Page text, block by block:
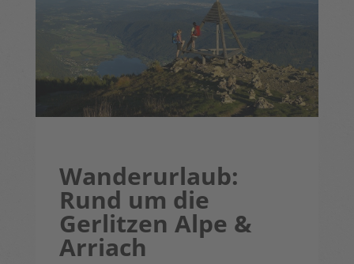
Wanderurlaub:
Rund um die
Gerlitzen Alpe &
Arriach